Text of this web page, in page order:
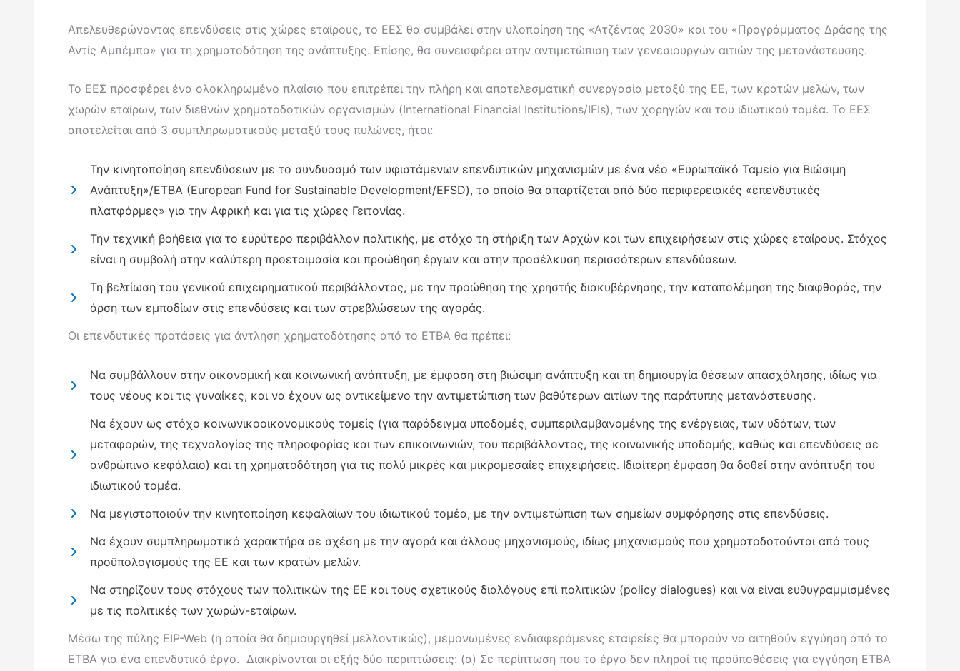
Απελευθερώνοντας επενδύσεις στις χώρες εταίρους, το ΕΕΣ θα συμβάλει στην υλοποίηση της «Ατζέντας 2030» και του «Προγράμματος Δράσης της
Αντίς Αμπέμπα» για τη χρηματοδότηση της ανάπτυξης. Επίσης, θα συνεισφέρει στην αντιμετώπιση των γενεσιουργών αιτιών της μετανάστευσης.
Το ΕΕΣ προσφέρει ένα ολοκληρωμένο πλαίσιο που επιτρέπει την πλήρη και αποτελεσματική συνεργασία μεταξύ της ΕΕ, των κρατών μελών, των
χωρών εταίρων, των διεθνών χρηματοδοτικών οργανισμών (International Financial Institutions/IFIs), των χορηγών και του ιδιωτικού τομέα. Το ΕΕΣ
αποτελείται από 3 συμπληρωματικούς μεταξύ τους πυλώνες, ήτοι:
Την κινητοποίηση επενδύσεων με το συνδυασμό των υφιστάμενων επενδυτικών μηχανισμών με ένα νέο «Ευρωπαϊκό Ταμείο για Βιώσιμη
Ανάπτυξη»/ΕΤΒΑ (European Fund for Sustainable Development/EFSD), το οποίο θα απαρτίζεται από δύο περιφερειακές «επενδυτικές
πλατφόρμες» για την Αφρική και για τις χώρες Γειτονίας.
Την τεχνική βοήθεια για το ευρύτερο περιβάλλον πολιτικής, με στόχο τη στήριξη των Αρχών και των επιχειρήσεων στις χώρες εταίρους. Στόχος
είναι η συμβολή στην καλύτερη προετοιμασία και προώθηση έργων και στην προσέλκυση περισσότερων επενδύσεων.
Τη βελτίωση του γενικού επιχειρηματικού περιβάλλοντος, με την προώθηση της χρηστής διακυβέρνησης, την καταπολέμηση της διαφθοράς, την
άρση των εμποδίων στις επενδύσεις και των στρεβλώσεων της αγοράς.
Οι επενδυτικές προτάσεις για άντληση χρηματοδότησης από το ΕΤΒΑ θα πρέπει:
Να συμβάλλουν στην οικονομική και κοινωνική ανάπτυξη, με έμφαση στη βιώσιμη ανάπτυξη και τη δημιουργία θέσεων απασχόλησης, ιδίως για
τους νέους και τις γυναίκες, και να έχουν ως αντικείμενο την αντιμετώπιση των βαθύτερων αιτίων της παράτυπης μετανάστευσης.
Να έχουν ως στόχο κοινωνικοοικονομικούς τομείς (για παράδειγμα υποδομές, συμπεριλαμβανομένης της ενέργειας, των υδάτων, των
μεταφορών, της τεχνολογίας της πληροφορίας και των επικοινωνιών, του περιβάλλοντος, της κοινωνικής υποδομής, καθώς και επενδύσεις σε
ανθρώπινο κεφάλαιο) και τη χρηματοδότηση για τις πολύ μικρές και μικρομεσαίες επιχειρήσεις. Ιδιαίτερη έμφαση θα δοθεί στην ανάπτυξη του
ιδιωτικού τομέα.
Να μεγιστοποιούν την κινητοποίηση κεφαλαίων του ιδιωτικού τομέα, με την αντιμετώπιση των σημείων συμφόρησης στις επενδύσεις.
Να έχουν συμπληρωματικό χαρακτήρα σε σχέση με την αγορά και άλλους μηχανισμούς, ιδίως μηχανισμούς που χρηματοδοτούνται από τους
προϋπολογισμούς της ΕΕ και των κρατών μελών.
Να στηρίζουν τους στόχους των πολιτικών της ΕΕ και τους σχετικούς διαλόγους επί πολιτικών (policy dialogues) και να είναι ευθυγραμμισμένες
με τις πολιτικές των χωρών-εταίρων.
Μέσω της πύλης EIP-Web (η οποία θα δημιουργηθεί μελλοντικώς), μεμονωμένες ενδιαφερόμενες εταιρείες θα μπορούν να αιτηθούν εγγύηση από το
ΕΤΒΑ για ένα επενδυτικό έργο. Διακρίνονται οι εξής δύο περιπτώσεις: (α) Σε περίπτωση που το έργο δεν πληροί τις προϋποθέσεις για εγγύηση ΕΤΒΑ